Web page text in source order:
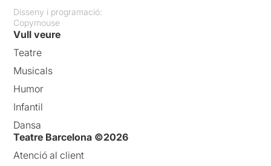
Disseny i programació:
Copymouse
Vull veure
Teatre
Musicals
Humor
Infantil
Dansa
Teatre Barcelona ©2026
Atenció al client